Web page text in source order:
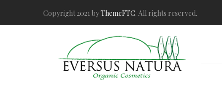
Copyright 2021 byThemeFTC. All rights reserved.